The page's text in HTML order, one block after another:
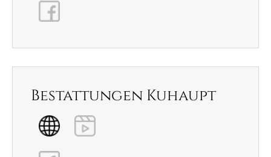
Bestattungen Kuhaupt